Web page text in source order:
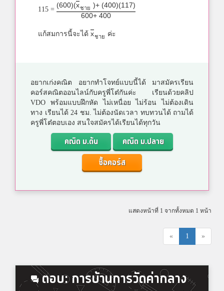
115 =
(600)(xชาย )+ (400)(117)
600+ 400
แก้สมการนี้จะได้ xชาย ค่ะ
อยากเก่งคณิต อยากทำโจทย์แบบนี้ได้ มาสมัครเรียน
คอร์สคณิตออนไลน์กับครูพี่โต๋กันค่ะ เรียนด้วยคลิป
VDO พร้อมแบบฝึกหัด ไม่เหนื่อย ไม่ร้อน ไม่ต้องเดิน
ทาง เรียนได้ 24 ชม. ไม่ต้องนัดเวลา ทบทวนได้ ถามได้
ครูพี่โต๋ตอบเอง สนใจสมัครได้เรียนได้ทุกวัน
คณิต ม.ต้น
คณิต ม.ปลาย
ซื้อคอร์ส
แสดงหน้าที่ 1 จากทั้งหมด 1 หน้า
« 1 »
ตอบ: การบ้านการวัดค่ากลาง